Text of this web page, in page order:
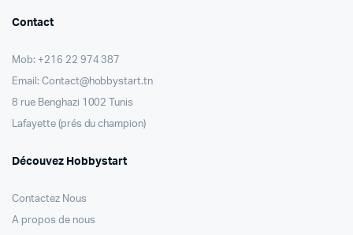
Contact
Mob: +216 22 974 387
Email: Contact@hobbystart.tn
8 rue Benghazi 1002 Tunis
Lafayette (prés du champion)
Découvez Hobbystart
Contactez Nous
A propos de nous